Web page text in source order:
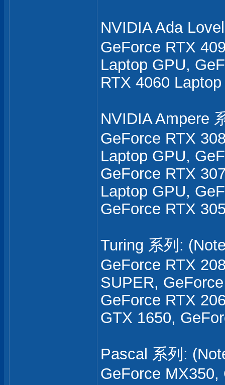
NVIDIA Ada
GeForce RTX
Laptop GPU,
RTX 4060
NVIDIA Ampere
GeForce RTX
Laptop GPU,
GeForce RTX
Laptop GPU,
GeForce RTX
Turing 系列:
GeForce RTX
SUPER,
GeForce RTX
GTX 1650,
Pascal 系列:
GeForce